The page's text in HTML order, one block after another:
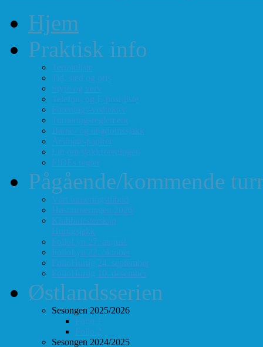
Hjem
Praktisk info
Terminliste
Tid, sted og pris
Styre og verv
Telefon- og E-post-liste
Forenings-vedtekter
Turneringsreglement
Barne- og ungdomssjakk
Årsmøte-papirer
Litt om sjakkforeningen
FIDEs regler
Pågående/kommende
Vårt turneringstilbud
Høstturneringen 2026
Klubbmesterskap
Hurtigsjakk
FolloLyn 27. august
FolloLyn 22. oktober
FolloHurtig 24. september
FolloHurtig 10. desember
Østlandsserien
Sesongen 2025/2026
Follo 1
Follo 2
Sesongen 2024/2025